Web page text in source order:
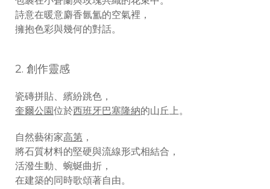
詩意在暖意麝香氤氳的空氣裡，
擁抱色彩與幾何的對話。
2. 創作靈感
瓷磚拼貼、繽紛跳色，
奎爾公園位於西班牙巴塞隆納的山丘上。
自然藝術家高第 ，
將石質材料的堅硬與流線形式相結合，
活潑生動、蜿蜒曲折，
在建築的同時歌頌著自由。